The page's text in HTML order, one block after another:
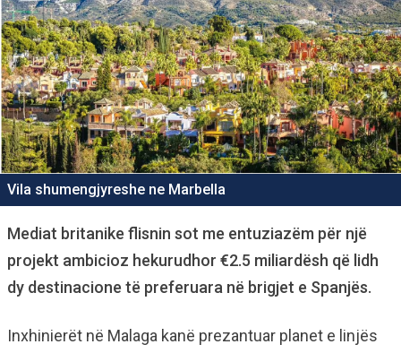
Vila shumengjyreshe ne Marbella
Mediat britanike flisnin sot me entuziazëm për një
projekt ambicioz hekurudhor €2.5 miliardësh që lidh
dy destinacione të preferuara në brigjet e Spanjës.
Inxhinierët në Malaga kanë prezantuar planet e linjës